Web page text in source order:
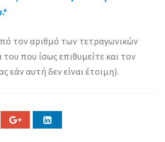
τον αριθμό των τετραγωνικών
που ίσως επιθυμείτε και τον
εάν αυτή δεν είναι έτοιμη).